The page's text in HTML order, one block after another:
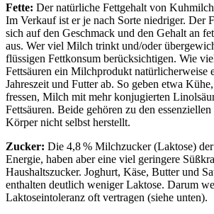
Fette: Der natürliche Fettgehalt von
Im Verkauf ist er je nach Sorte niedriger. Der
sich auf den Geschmack und den Gehalt an
aus. Wer viel Milch trinkt und/oder
flüssigen Fettkonsum berücksichtigen. Wie
Fettsäuren ein Milchprodukt natürlicherweise
Jahreszeit und Futter ab. So geben etwa
fressen, Milch mit mehr konjugierten
Fettsäuren. Beide gehören zu den
Körper nicht selbst herstellt.
Zucker: Die 4,8 % Milchzucker (Laktose)
Energie, haben aber eine viel geringere
Haushaltszucker. Joghurt, Käse, Butter und
enthalten deutlich weniger Laktose. Darum
Laktoseintoleranz oft vertragen (siehe unten).